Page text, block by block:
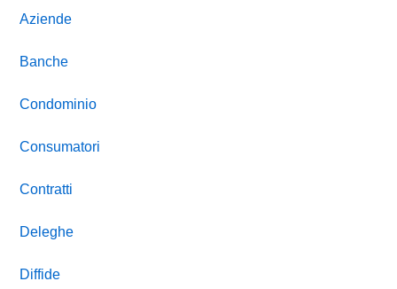
Aziende
Banche
Condominio
Consumatori
Contratti
Deleghe
Diffide